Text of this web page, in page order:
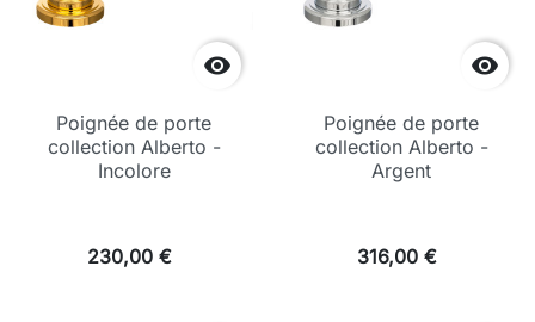

Poignée de porte
collection Alberto -
Incolore
230,00 €

Poignée de porte
collection Alberto -
Argent
316,00 €